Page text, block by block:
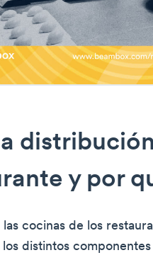
y por
cocinas de los
distintos